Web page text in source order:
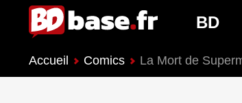
BD
Accueil Comics La Mort de